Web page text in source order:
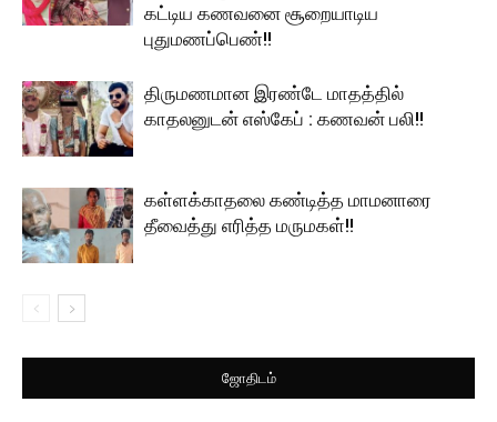
கட்டிய கணவனை சூறையாடிய
புதுமணப்பெண்!!
திருமணமான இரண்டே மாதத்தில்
காதலனுடன் எஸ்கேப் : கணவன் பலி!!
கள்ளக்காதலை கண்டித்த மாமனாரை
தீவைத்து எரித்த மருமகள்!!
ஜோதிடம்